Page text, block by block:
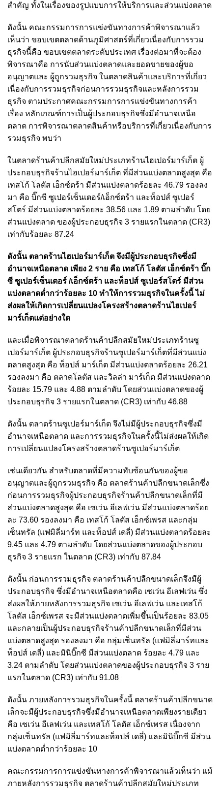
สำคัญ ทั้งในเรื่องของรูปแบบการให้บริการและส่วนแบ่งตลาด
ดังนั้น คณะกรรมการการแข่งขันทางการค้าพิจารณาแล้ว
เห็นว่า ขอบเขตตลาดด้านภูมิศาสตร์ที่เกี่ยวเนื่องกับการรวม
ธุรกิจนี้คือ ขอบเขตตลาดระดับประเทศ เรื่องต่อมาที่จะต้อง
พิจารณาคือ การนับส่วนแบ่งตลาดและยอดขายของผู้ขอ
อนุญาตและ ผู้ถูกรวมธุรกิจ ในตลาดสินค้าและบริการที่เกี่ยว
เนื่องกับการรวมธุรกิจก่อนการรวมธุรกิจและหลังการรวม
ธุรกิจ ตามประกาศคณะกรรมการการแข่งขันทางการค้า
เรื่อง หลักเกณฑ์การเป็นผู้ประกอบธุรกิจซึ่งมีอำนาจเหนือ
ตลาด การพิจารณาตลาดสินค้าหรือบริการที่เกี่ยวเนื่องกับการ
รวมธุรกิจ พบว่า
ในตลาดร้านค้าปลีกสมัยใหม่ประเภทร้านไฮเปอร์มาร์เก็ต ผู้
ประกอบธุรกิจร้านไฮเปอร์มาร์เก็ต ที่มีส่วนแบ่งตลาดสูงสุด คือ
เทสโก้ โลตัส เอ็กซ์ตร้า มีส่วนแบ่งตลาดร้อยละ 46.79 รองลง
มา คือ บิ๊กซี ซูเปอร์เซ็นเตอร์/เอ็กซ์ตร้า และท็อปส์ ซูเปอร์
สโตร์ มีส่วนแบ่งตลาดร้อยละ 38.56 และ 1.89 ตามลำดับ โดย
ส่วนแบ่งตลาด ของผู้ประกอบธุรกิจ 3 รายแรกในตลาด (CR3)
เท่ากับร้อยละ 87.24
ดังนั้น ตลาดร้านไฮเปอร์มาร์เก็ต จึงมีผู้ประกอบธุรกิจซึ่งมี
อำนาจเหนือตลาด เพียง 2 ราย คือ เทสโก้ โลตัส เอ็กซ์ตร้า บิ๊ก
ซี ซูเปอร์เซ็นเตอร์ /เอ็กซ์ตร้า และท็อปส์ ซูเปอร์สโตร์ มีส่วน
แบ่งตลาดต่ำกว่าร้อยละ 10 ทำให้การรวมธุรกิจในครั้งนี้ ไม่
ส่งผลให้เกิดการเปลี่ยนแปลงโครงสร้างตลาดร้านไฮเปอร์
มาร์เก็ตแต่อย่างใด
และเมื่อพิจารณาตลาดร้านค้าปลีกสมัยใหม่ประเภทร้านซู
เปอร์มาร์เก็ต ผู้ประกอบธุรกิจร้านซูเปอร์มาร์เก็ตที่มีส่วนแบ่ง
ตลาดสูงสุด คือ ท็อปส์ มาร์เก็ต มีส่วนแบ่งตลาดร้อยละ 26.21
รองลงมา คือ ตลาดโลตัส และวิลล่า มาร์เก็ต มีส่วนแบ่งตลาด
ร้อยละ 15.79 และ 4.88 ตามลำดับ โดยส่วนแบ่งตลาดของผู้
ประกอบธุรกิจ 3 รายแรกในตลาด (CR3) เท่ากับ 46.88
ดังนั้น ตลาดร้านซูเปอร์มาร์เก็ต จึงไม่มีผู้ประกอบธุรกิจซึ่งมี
อำนาจเหนือตลาด และการรวมธุรกิจในครั้งนี้ไม่ส่งผลให้เกิด
การเปลี่ยนแปลงโครงสร้างตลาดร้านซูเปอร์มาร์เก็ต
เช่นเดียวกัน สำหรับตลาดที่มีความทับซ้อนกันของผู้ขอ
อนุญาตและผู้ถูกรวมธุรกิจ คือ ตลาดร้านค้าปลีกขนาดเล็กซึ่ง
ก่อนการรวมธุรกิจผู้ประกอบธุรกิจร้านค้าปลีกขนาดเล็กที่มี
ส่วนแบ่งตลาดสูงสุด คือ เซเว่น อีเลฟเว่น มีส่วนแบ่งตลาดร้อย
ละ 73.60 รองลงมา คือ เทสโก้ โลตัส เอ็กซ์เพรส และกลุ่ม
เซ็นทรัล (แฟมิลี่มาร์ท และท็อปส์ เดลี่) มีส่วนแบ่งตลาดร้อยละ
9.45 และ 4.79 ตามลำดับ โดยส่วนแบ่งตลาดของผู้ประกอบ
ธุรกิจ 3 รายแรก ในตลาด (CR3) เท่ากับ 87.84
ดังนั้น ก่อนการรวมธุรกิจ ตลาดร้านค้าปลีกขนาดเล็กจึงมีผู้
ประกอบธุรกิจ ซึ่งมีอำนาจเหนือตลาดคือ เซเว่น อีเลฟเว่น ซึ่ง
ส่งผลให้ภายหลังการรวมธุรกิจ เซเว่น อีเลฟเว่น และเทสโก้
โลตัส เอ็กซ์เพรส จะมีส่วนแบ่งตลาดเพิ่มขึ้นเป็นร้อยละ 83.05
และกลายเป็นผู้ประกอบธุรกิจร้านค้าปลีกขนาดเล็กที่มีส่วน
แบ่งตลาดสูงสุด รองลงมา คือ กลุ่มเซ็นทรัล (แฟมิลี่มาร์ทและ
ท็อปส์ เดลี่) และมินิบิ๊กซี มีส่วนแบ่งตลาด ร้อยละ 4.79 และ
3.24 ตามลำดับ โดยส่วนแบ่งตลาดของผู้ประกอบธุรกิจ 3 ราย
แรกในตลาด (CR3) เท่ากับ 91.08
ดังนั้น ภายหลังการรวมธุรกิจในครั้งนี้ ตลาดร้านค้าปลีกขนาด
เล็กจะมีผู้ประกอบธุรกิจซึ่งมีอำนาจเหนือตลาดเพียงรายเดียว
คือ เซเว่น อีเลฟเว่น และเทสโก้ โลตัส เอ็กซ์เพรส เนื่องจาก
กลุ่มเซ็นทรัล (แฟมิลี่มาร์ทและท็อปส์ เดลี่) และมินิบิ๊กซี มีส่วน
แบ่งตลาดต่ำกว่าร้อยละ 10
คณะกรรมการการแข่งขันทางการค้าพิจารณาแล้วเห็นว่า แม้
ภายหลังการรวมธุรกิจ ตลาดร้านค้าปลีกสมัยใหม่ประเภท